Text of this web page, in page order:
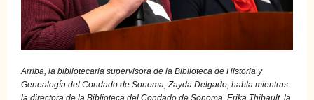
Arriba, la bibliotecaria supervisora de la Biblioteca de Historia y
Genealogía del Condado de Sonoma, Zayda Delgado, habla mientras
la directora de la Biblioteca del Condado de Sonoma, Erika Thibault, la